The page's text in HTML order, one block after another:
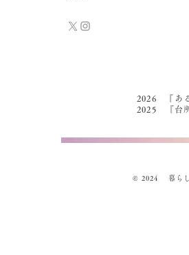
2026 『あ
2025 『台
© 2024 暮ら